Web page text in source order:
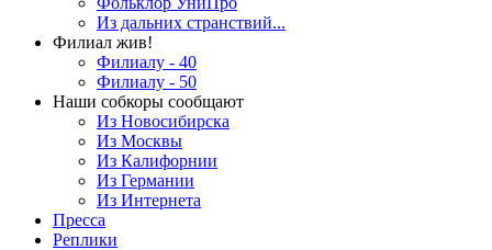
Из дальних странствий...
Филиал жив!
Филиалу - 40
Филиалу - 50
Наши собкоры сообщают
Из Новосибирска
Из Москвы
Из Калифорнии
Из Германии
Из Интернета
Пресса
Реплики